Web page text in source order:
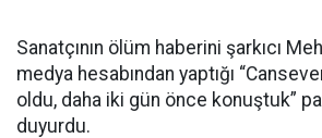
Sanatçının ölüm haberini şarkıcı
medya hesabından yaptığı
oldu, daha iki gün önce konuştuk”
duyurdu.